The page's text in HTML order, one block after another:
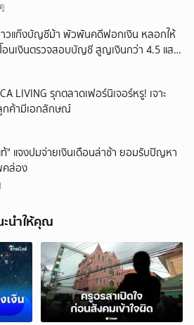
วแก๊งบัญชีม้า พัวพันคดีฟอกเงิน หลอกให้
อนเงินตรวจสอบบัญชี สูญเงินกว่า 4.5 แสน
LIVING รุกตลาดเฟอร์นิเจอร์หรู! เจาะ
ค้ามีเอกลักษณ์
ท้" แจงปมจ่ายเงินเดือนล่าช้า ยอมรับปัญหา
ล่อง
นำให้คุณ